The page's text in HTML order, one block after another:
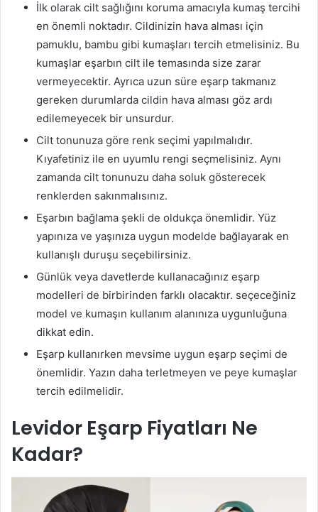
İlk olarak cilt sağlığını koruma amacıyla kumaş tercihi
en önemli noktadır. Cildinizin hava alması için
pamuklu, bambu gibi kumaşları tercih etmelisiniz. Bu
kumaşlar eşarbın cilt ile temasında size zarar
vermeyecektir. Ayrıca uzun süre eşarp takmanız
gereken durumlarda cildin hava alması göz ardı
edilemeyecek bir unsurdur.
Cilt tonunuza göre renk seçimi yapılmalıdır.
Kıyafetiniz ile en uyumlu rengi seçmelisiniz. Aynı
zamanda cilt tonunuzu daha soluk gösterecek
renklerden sakınmalısınız.
Eşarbın bağlama şekli de oldukça önemlidir. Yüz
yapınıza ve yaşınıza uygun modelde bağlayarak en
kullanışlı duruşu seçebilirsiniz.
Günlük veya davetlerde kullanacağınız eşarp
modelleri de birbirinden farklı olacaktır. seçeceğiniz
model ve kumaşın kullanım alanınıza uygunluğuna
dikkat edin.
Eşarp kullanırken mevsime uygun eşarp seçimi de
önemlidir. Yazın daha terletmeyen ve peye kumaşlar
tercih edilmelidir.
Levidor Eşarp Fiyatları Ne
Kadar?